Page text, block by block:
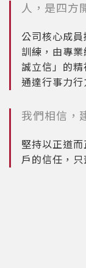
人，是四方
公司核心成
訓練，由專
誠立信」的
通達行事力
我們相信，
堅持以正道
戶的信任，只